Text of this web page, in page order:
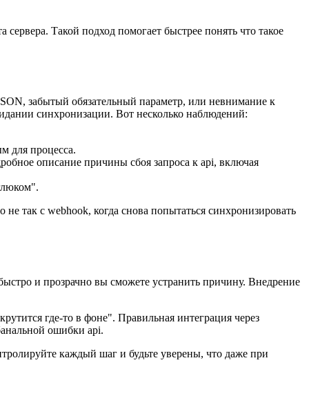
Такой подход помогает быстрее понять что такое
забытый обязательный параметр, или невнимание к
синхронизации. Вот несколько наблюдений:
для процесса.
описание причины сбоя запроса к api, включая
так с webhook, когда снова попытаться синхронизировать
и прозрачно вы сможете устранить причину. Внедрение
где-то в фоне". Правильная интеграция через
ошибки api.
каждый шаг и будьте уверены, что даже при